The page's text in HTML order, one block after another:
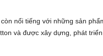
nổi tiếng với những sản
và được xây dựng, phát triển